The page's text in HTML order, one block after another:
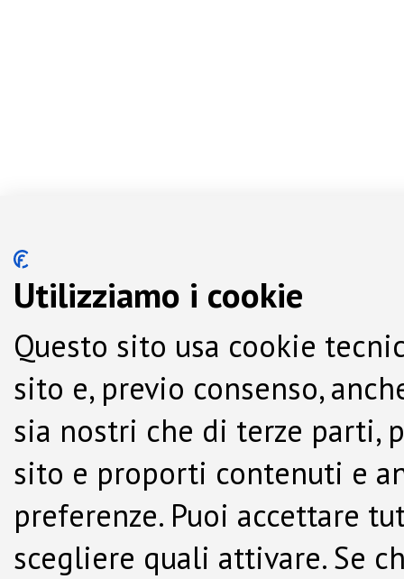
Utilizziamo i cookie
Questo sito usa cookie
sito e, previo consenso,
sia nostri che di terze parti,
sito e proporti contenuti e
preferenze. Puoi accettare
scegliere quali attivare. Se